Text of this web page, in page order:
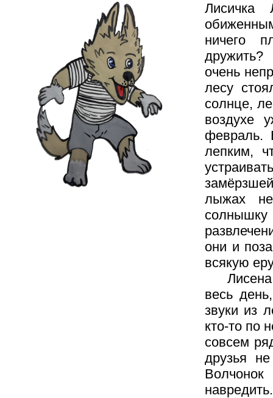
Лисичка
ничего
дружить?
очень
лесу
солнце,
воздухе
февраль.
лепким,
лыжах
они и
всякую
Лисена
весь
звуки из
кто-то по
совсем
друзья
навредить.